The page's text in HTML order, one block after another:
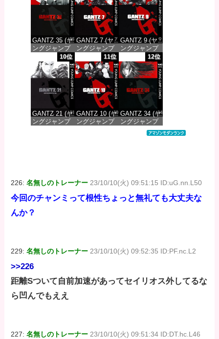
価格：¥100 価格：¥100 価格：¥100
GANTZ 35 (ヤ
ングジャンプ
コミックス
DIGITAL)
価格：¥100
GANTZ 7 (ヤ
ングジャンプ
コミックス
DIGITAL)
価格：¥100
GANTZ 9 (ヤ
ングジャンプ
コミックス
DIGITAL)
価格：¥100
10位
GANTZ 21 (ヤ
ングジャンプ
11位
GANTZ 10 (ヤ
ングジャンプ
12位
GANTZ 34 (ヤ
ングジャンプ
コミックス
226:名無しのトレーナー 23/10/10(火) 09:51:15 ID:uG.nn.L50
今回のチャンミって根性ちょっと無礼ても大丈夫な
んか？
229:名無しのトレーナー 23/10/10(火) 09:52:35 ID:PF.nc.L2
>>226
距離Sついて自前加速があってセイリオス外してるな
ら凹んでもええ
227:名無しのトレーナー 23/10/10(火) 09:51:34 ID:DT.hc.L46